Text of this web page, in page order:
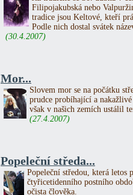
Filipojakubská nebo
tradice jsou Keltové, kteří
Podle nich dostal svátek
(30.4.2007)
Mor...
Slovem mor se na počátku
prudce probíhající a
však v našich zemích ustálil
(27.4.2007)
Popeleční středa...
Popeleční středou, která letos
čtyřicetidenního postního
očista člověka.